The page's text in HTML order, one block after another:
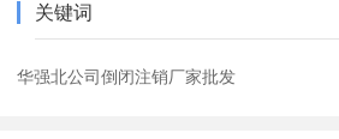
关键词
华强北公司倒闭注销厂家批发